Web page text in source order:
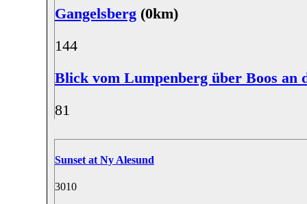
Gangelsberg (0km)
144
Blick vom Lumpenberg über Boos an
81
Sunset at Ny Alesund
3010